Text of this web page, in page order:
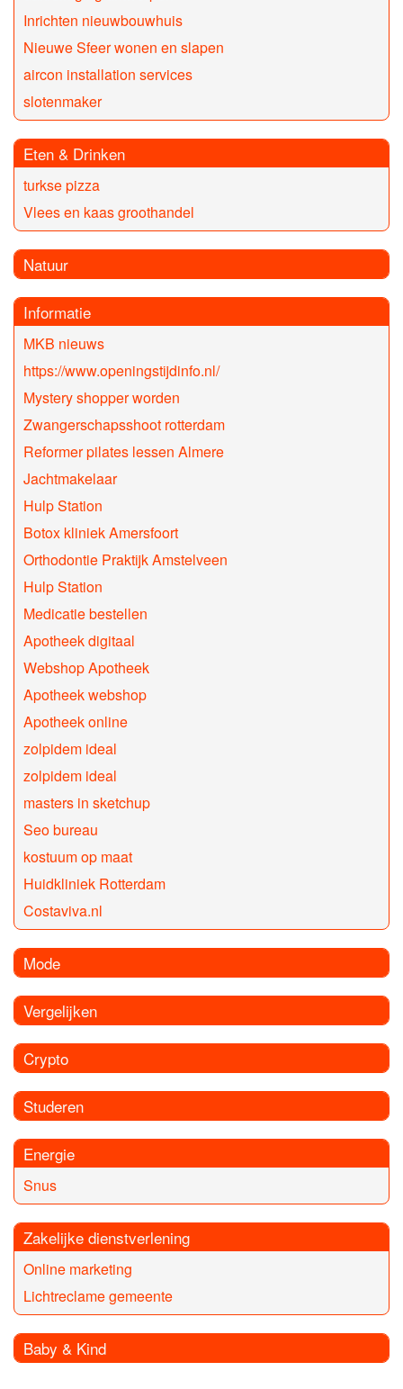
Inrichten nieuwbouwhuis
Nieuwe Sfeer wonen en slapen
aircon installation services
slotenmaker
Eten & Drinken
turkse pizza
Vlees en kaas groothandel
Natuur
Informatie
MKB nieuws
https://www.openingstijdinfo.nl/
Mystery shopper worden
Zwangerschapsshoot rotterdam
Reformer pilates lessen Almere
Jachtmakelaar
Hulp Station
Botox kliniek Amersfoort
Orthodontie Praktijk Amstelveen
Hulp Station
Medicatie bestellen
Apotheek digitaal
Webshop Apotheek
Apotheek webshop
Apotheek online
zolpidem ideal
zolpidem ideal
masters in sketchup
Seo bureau
kostuum op maat
Huidkliniek Rotterdam
Costaviva.nl
Mode
Vergelijken
Crypto
Studeren
Energie
Snus
Zakelijke dienstverlening
Online marketing
Lichtreclame gemeente
Baby & Kind